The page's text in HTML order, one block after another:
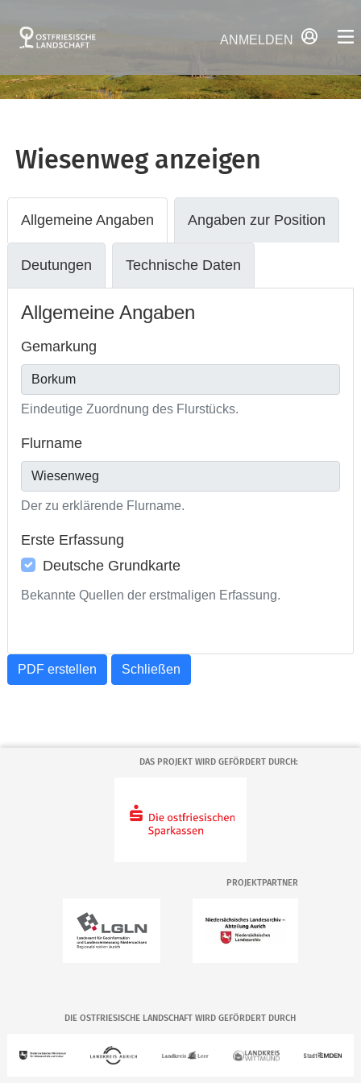
ANMELDEN
Wiesenweganzeigen
Allgemeine Angaben Angaben zur Position
Deutungen Technische Daten
Allgemeine Angaben
Gemarkung
Eindeutige Zuordnung des Flurstücks.
Flurname
Der zu erklärende Flurname.
Erste Erfassung
Deutsche Grundkarte
Bekannte Quellen der erstmaligen Erfassung.
PDF erstellen Schließen
DAS PROJEKT WIRD GEFÖRDERT DURCH:
PROJEKTPARTNER
DIE OSTFRIESISCHE LANDSCHAFT WIRD GEFÖRDERT DURCH